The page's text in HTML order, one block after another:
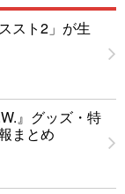
スト2」が生
』グッズ・特
まとめ